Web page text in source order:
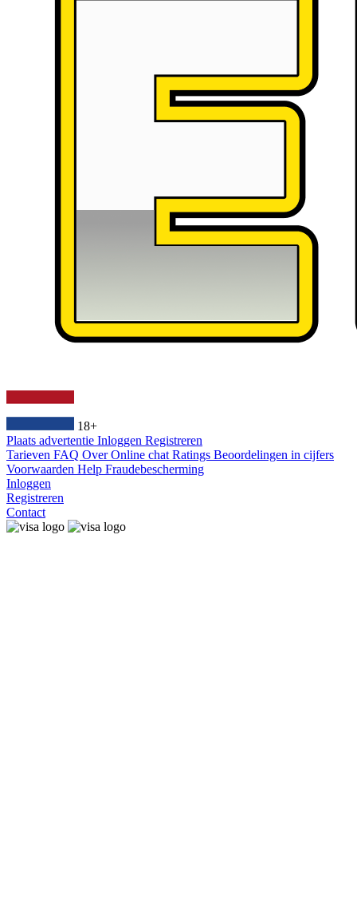
18+
Plaats advertentie Inloggen Registreren
Tarieven FAQ OverOnline chat Ratings Beoordelingen in cijfers
Voorwaarden Help Fraudebescherming
Inloggen
Registreren
Contact